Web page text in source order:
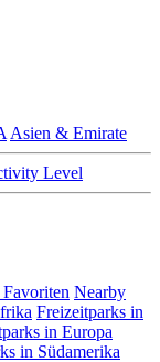
Asien & Emirate
Level
Nearby
Freizeitparks in
in Europa
in Südamerika